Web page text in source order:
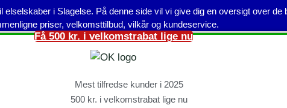
i Slagelse. På denne side vil vi give dig en oversigt over de
priser, velkomsttilbud, vilkår og kundeservice.
Få 500 kr. i velkomstrabat lige nu
Mest tilfredse kunder i 2025
500 kr. i velkomstrabat lige nu